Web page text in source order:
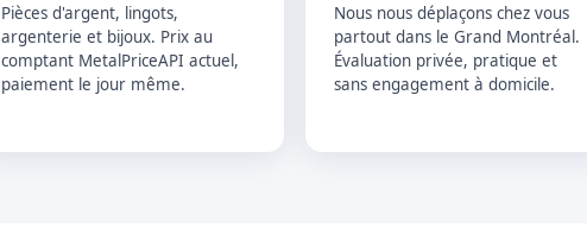
Pièces d'argent, lingots,
argenterie et bijoux. Prix au
comptant MetalPriceAPI actuel,
paiement le jour même.
Nous nous déplaçons chez vous
partout dans le Grand Montréal.
Évaluation privée, pratique et
sans engagement à domicile.